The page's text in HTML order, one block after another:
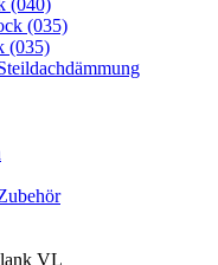
(035)
(035)
VL